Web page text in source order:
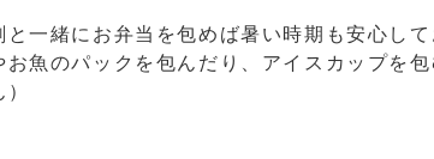
一緒にお弁当を包めば暑い時期も安心し
魚のパックを包んだり、アイスカップを